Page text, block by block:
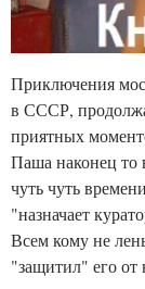
Приключения
в СССР,
приятных
Паша наконец то
чуть чуть
"назначает
Всем кому не
"защитил" его от